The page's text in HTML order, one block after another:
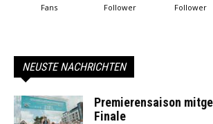
Fans Follower Follower
NEUSTE NACHRICHTEN
Premierensaison
Finale